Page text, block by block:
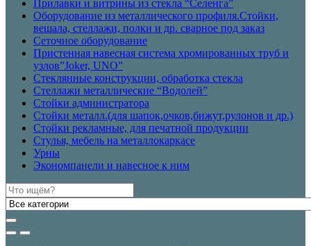
Прилавки и витрины из стекла “Селенга”
Оборудование из металлического профиля.Стойки,
вешала, стеллажи, полки и др. сварное под заказ
Сеточное оборудование
Пристенная навесная система хромированных труб и
узлов”Joker, UNO”
Стеклянные конструкции, обработка стекла
Стеллажи металлические “Водолей”
Стойки администратора
Стойки металл.(для шапок,очков,бижут,рулонов и др.)
Стойки рекламные, для печатной продукции
Стулья, мебель на металлокаркасе
Урны
Экономпанели и навесное к ним
Искать: